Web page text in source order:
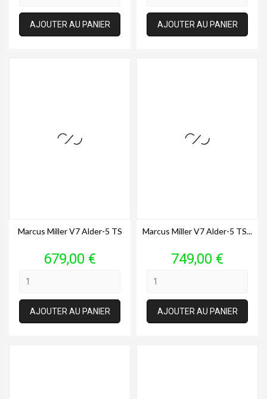
AJOUTER AU PANIER AJOUTER AU PANIER
Marcus Miller V7 Alder-5 TS
Prix
679,00 €
AJOUTER AU PANIER
Marcus Miller V7 Alder-5 TS...
Prix
749,00 €
AJOUTER AU PANIER